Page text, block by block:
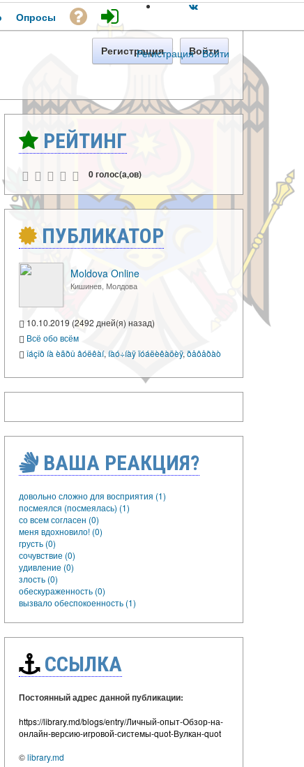
Регистрация · Войти
Опросы
Регистрация Войти
РЕЙТИНГ
0 голос(а,ов)
ПУБЛИКАТОР
Moldova Online
Кишинев, Молдова
10.10.2019 (2492 дней(я) назад)
Всё обо всём
îáçîð íà èãðû âóëêàí, íàó÷íàÿ ïóáëèêàöèÿ, ðåôåðàò
ВАША РЕАКЦИЯ?
довольно сложно для восприятия (1)
посмеялся (посмеялась) (1)
со всем согласен (0)
меня вдохновило! (0)
грусть (0)
сочувствие (0)
удивление (0)
злость (0)
обескураженность (0)
вызвало обеспокоенность (1)
ССЫЛКА
Постоянный адрес данной публикации:
https://library.md/blogs/entry/Личный-опыт-Обзор-на-
онлайн-версию-игровой-системы-quot-Вулкан-quot
©library.md